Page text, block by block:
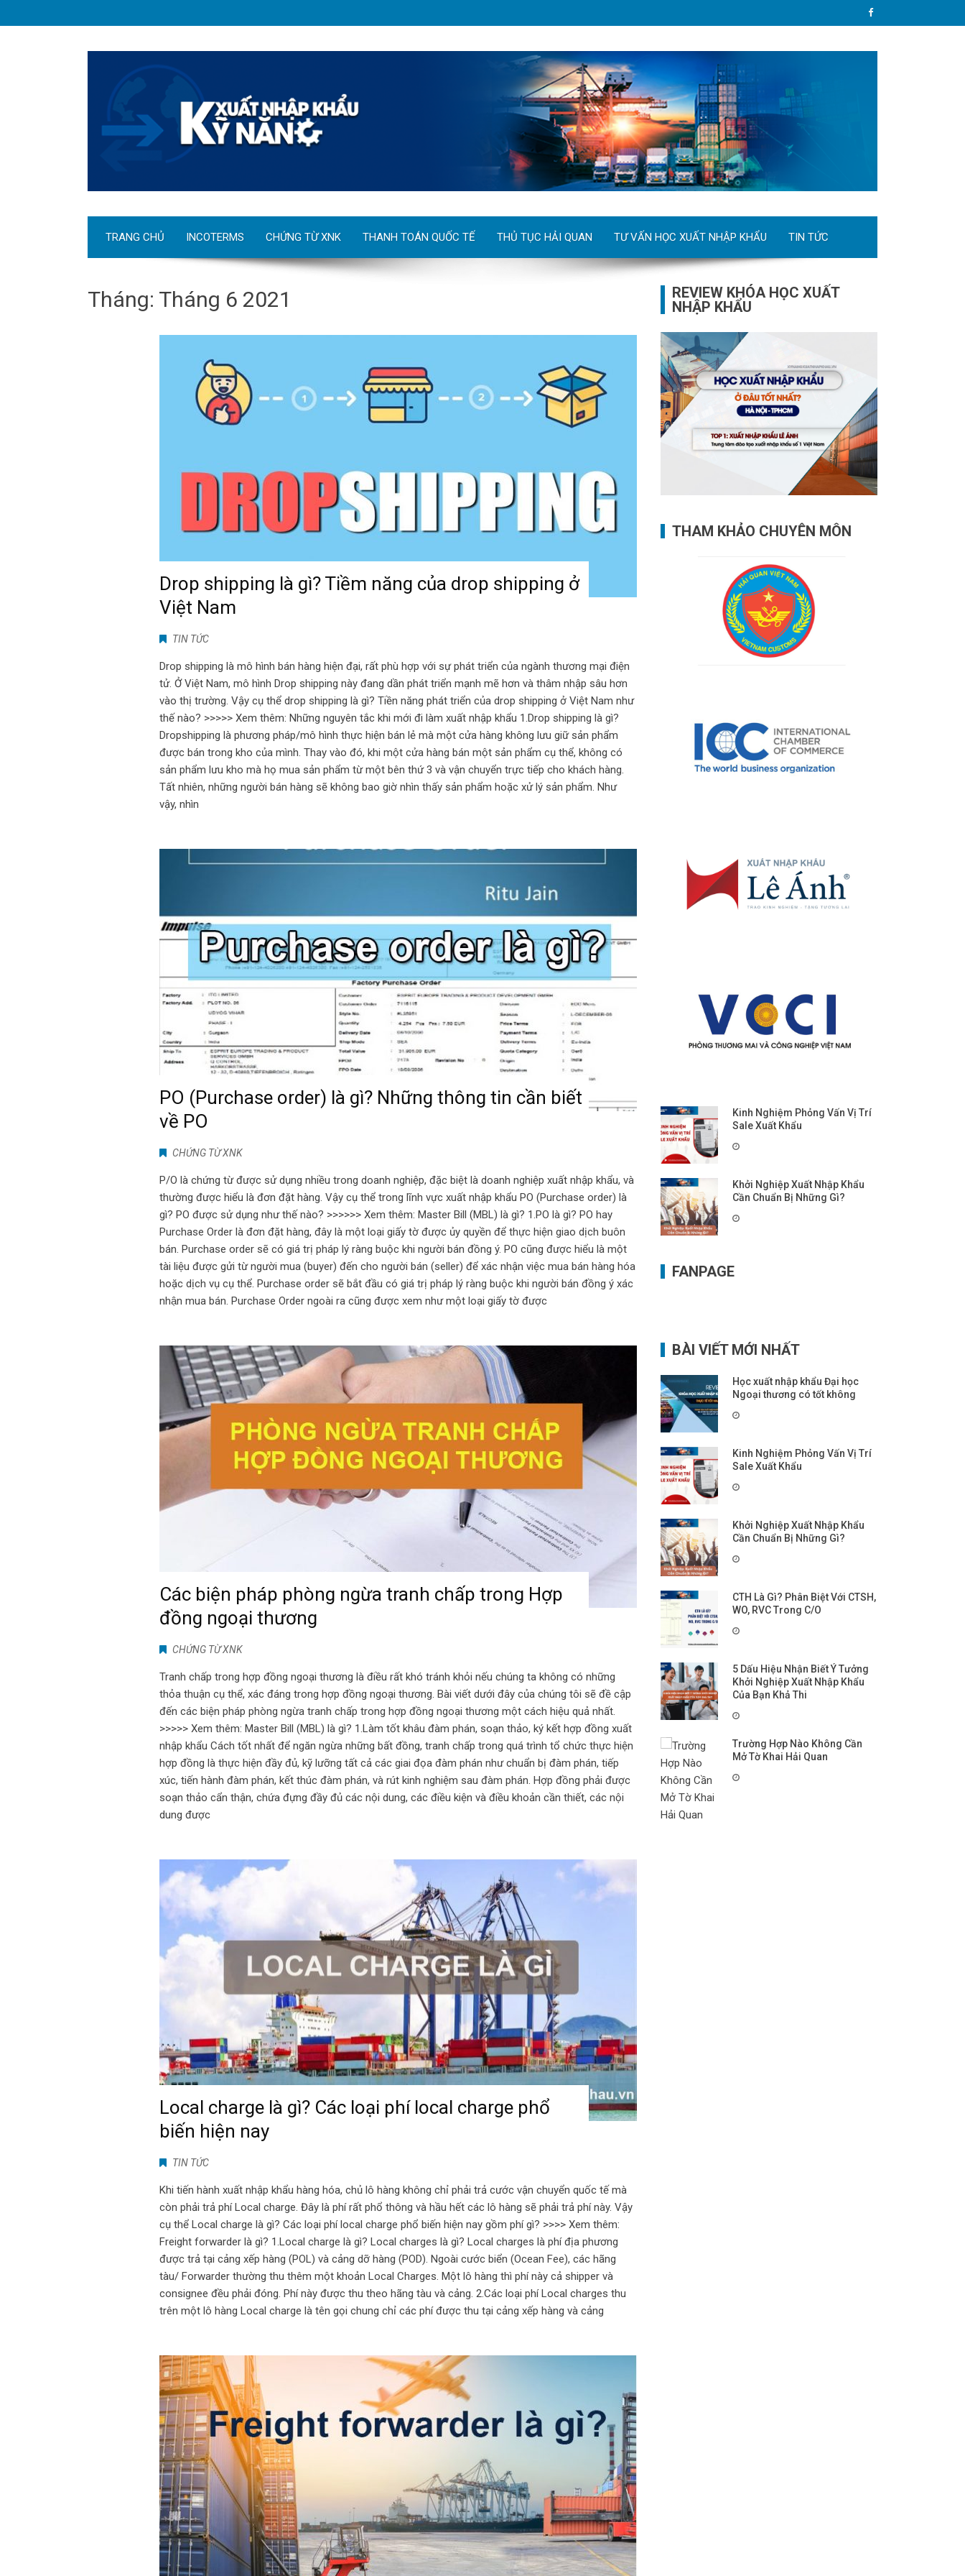
TRANG CHỦ INCOTERMS CHỨNG TỪ XNK THANH TOÁN QUỐC TẾ THỦ TỤC HẢI QUAN TƯ VẤN HỌC XUẤT NHẬP KHẨU TIN TỨC
Tháng: Tháng 6 2021
Drop shipping là gì? Tiềm năng của drop shipping ở
Việt Nam
TIN TỨC
Drop shipping là mô hình bán hàng hiện đại, rất phù hợp với sự phát triển của ngành thương mại điện
tử. Ở Việt Nam, mô hình Drop shipping này đang dần phát triển mạnh mẽ hơn và thâm nhập sâu hơn
vào thị trường. Vậy cụ thể drop shipping là gì? Tiền năng phát triển của drop shipping ở Việt Nam như
thế nào? >>>>> Xem thêm: Những nguyên tắc khi mới đi làm xuất nhập khẩu 1.Drop shipping là gì?
Dropshipping là phương pháp/mô hình thực hiện bán lẻ mà một cửa hàng không lưu giữ sản phẩm
được bán trong kho của mình. Thay vào đó, khi một cửa hàng bán một sản phẩm cụ thể, không có
sản phẩm lưu kho mà họ mua sản phẩm từ một bên thứ 3 và vận chuyển trực tiếp cho khách hàng.
Tất nhiên, những người bán hàng sẽ không bao giờ nhìn thấy sản phẩm hoặc xử lý sản phẩm. Như
vậy, nhìn
PO (Purchase order) là gì? Những thông tin cần biết
về PO
CHỨNG TỪ XNK
P/O là chứng từ được sử dụng nhiều trong doanh nghiệp, đặc biệt là doanh nghiệp xuất nhập khẩu, và
thường được hiểu là đơn đặt hàng. Vậy cụ thể trong lĩnh vực xuất nhập khẩu PO (Purchase order) là
gì? PO được sử dụng như thế nào? >>>>>> Xem thêm: Master Bill (MBL) là gì? 1.PO là gì? PO hay
Purchase Order là đơn đặt hàng, đây là một loại giấy tờ được ủy quyền để thực hiện giao dịch buôn
bán. Purchase order sẽ có giá trị pháp lý ràng buộc khi người bán đồng ý. PO cũng được hiểu là một
tài liệu được gửi từ người mua (buyer) đến cho người bán (seller) để xác nhận việc mua bán hàng hóa
hoặc dịch vụ cụ thể. Purchase order sẽ bắt đầu có giá trị pháp lý ràng buộc khi người bán đồng ý xác
nhận mua bán. Purchase Order ngoài ra cũng được xem như một loại giấy tờ được
Các biện pháp phòng ngừa tranh chấp trong Hợp
đồng ngoại thương
CHỨNG TỪ XNK
Tranh chấp trong hợp đồng ngoại thương là điều rất khó tránh khỏi nếu chúng ta không có những
thỏa thuận cụ thể, xác đáng trong hợp đồng ngoại thương. Bài viết dưới đây của chúng tôi sẽ đề cập
đến các biện pháp phòng ngừa tranh chấp trong hợp đồng ngoại thương một cách hiệu quả nhất.
>>>>> Xem thêm: Master Bill (MBL) là gì? 1.Làm tốt khâu đàm phán, soạn thảo, ký kết hợp đồng xuất
nhập khẩu Cách tốt nhất để ngăn ngừa những bất đồng, tranh chấp trong quá trình tổ chức thực hiện
hợp đồng là thực hiện đầy đủ, kỹ lưỡng tất cả các giai đọa đàm phán như chuẩn bị đàm phán, tiếp
xúc, tiến hành đàm phán, kết thúc đàm phán, và rút kinh nghiệm sau đàm phán. Hợp đồng phải được
soạn thảo cẩn thận, chứa đựng đầy đủ các nội dung, các điều kiện và điều khoản cần thiết, các nội
dung được
Local charge là gì? Các loại phí local charge phổ
biến hiện nay
TIN TỨC
Khi tiến hành xuất nhập khẩu hàng hóa, chủ lô hàng không chỉ phải trả cước vận chuyển quốc tế mà
còn phải trả phí Local charge. Đây là phí rất phổ thông và hầu hết các lô hàng sẽ phải trả phí này. Vậy
cụ thể Local charge là gì? Các loại phí local charge phổ biến hiện nay gồm phí gì? >>>> Xem thêm:
Freight forwarder là gì? 1.Local charge là gì? Local charges là gì? Local charges là phí địa phương
được trả tại cảng xếp hàng (POL) và cảng dỡ hàng (POD). Ngoài cước biển (Ocean Fee), các hãng
tàu/ Forwarder thường thu thêm một khoản Local Charges. Một lô hàng thì phí này cả shipper và
consignee đều phải đóng. Phí này được thu theo hãng tàu và cảng. 2.Các loại phí Local charges thu
trên một lô hàng Local charge là tên gọi chung chỉ các phí được thu tại cảng xếp hàng và cảng
REVIEW KHÓA HỌC XUẤT
NHẬP KHẨU
THAM KHẢO CHUYÊN MÔN
Kinh Nghiệm Phỏng Vấn Vị Trí
Sale Xuất Khẩu
Khởi Nghiệp Xuất Nhập Khẩu
Cần Chuẩn Bị Những Gì?
FANPAGE
BÀI VIẾT MỚI NHẤT
Học xuất nhập khẩu Đại học
Ngoại thương có tốt không
Kinh Nghiệm Phỏng Vấn Vị Trí
Sale Xuất Khẩu
Khởi Nghiệp Xuất Nhập Khẩu
Cần Chuẩn Bị Những Gì?
CTH Là Gì? Phân Biệt Với CTSH,
WO, RVC Trong C/O
5 Dấu Hiệu Nhận Biết Ý Tưởng
Khởi Nghiệp Xuất Nhập Khẩu
Của Bạn Khả Thi
Trường Hợp Nào Không Cần
Mở Tờ Khai Hải Quan